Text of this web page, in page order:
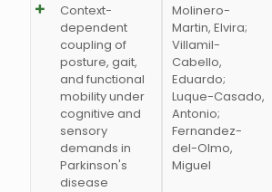
Context-
dependent
coupling of
posture, gait,
and functional
mobility under
cognitive and
sensory
demands in
Parkinson's
disease
Molinero-
Martin, Elvira;
Villamil-
Cabello,
Eduardo;
Luque-Casado,
Antonio;
Fernandez-
del-Olmo,
Miguel